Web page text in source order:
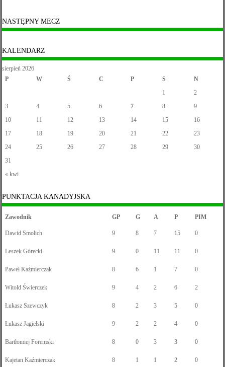
NASTĘPNY MECZ
KALENDARZ
sierpień 2026
P
W Ś C P S N
« kwi
1
2
3
4 5 6 7 8
9
10
11 12 13 14 15
16
17
18 19 20 21 22
23
24
25 26 27 28 29
30
31
PUNKTACJA KANADYJSKA
Zawodnik GP G A P PIM
Dawid Smolich 9 8 7 15 0
Leszek Górecki 9 0 11 11 0
Paweł Kaźmierczak 8 6 1 7 0
Witold Świerczek 9 4 2 6 2
Łukasz Szewczyk 8 2 3 5 0
Łukasz Jagielski 9 2 2 4 0
Bartłomiej Foremski 8 0 3 3 0
Kajetan Kaźmierczak 8 1 1 2 0